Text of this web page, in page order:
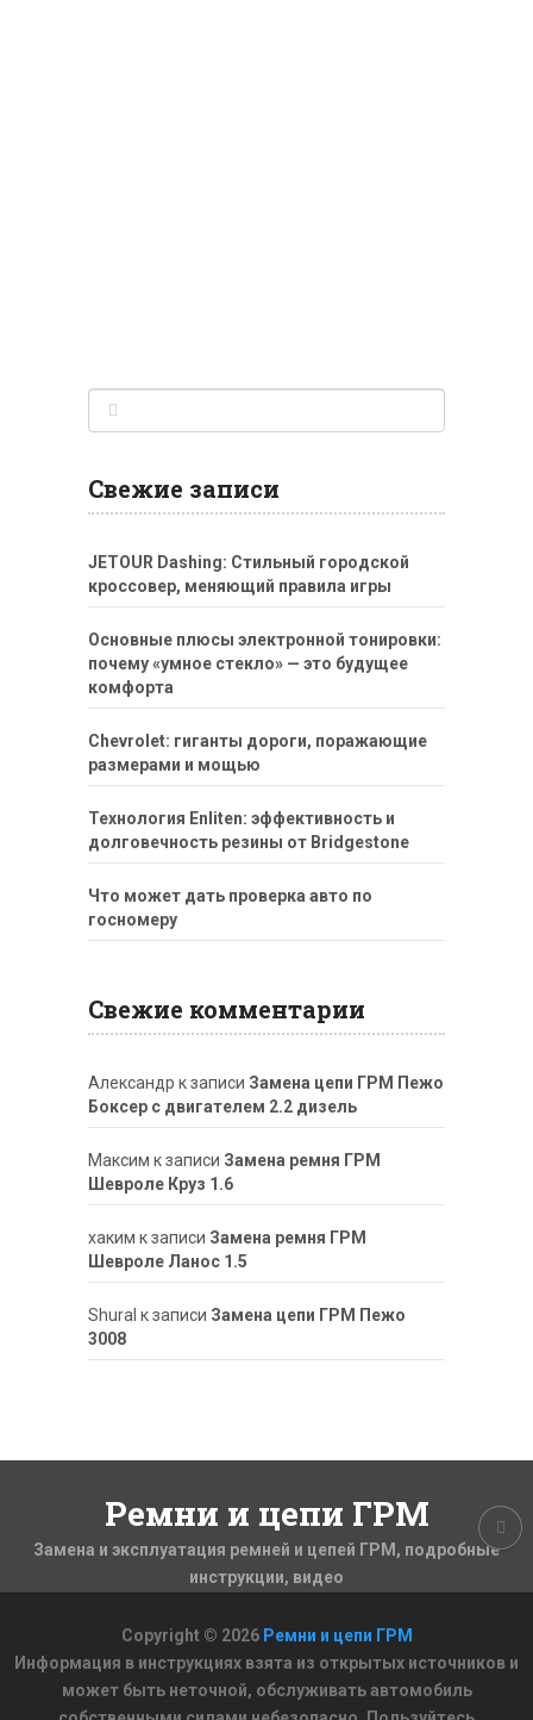
Свежие записи
JETOUR Dashing: Стильный городской
кроссовер, меняющий правила игры
Основные плюсы электронной тонировки:
почему «умное стекло» — это будущее
комфорта
Chevrolet: гиганты дороги, поражающие
размерами и мощью
Технология Enliten: эффективность и
долговечность резины от Bridgestone
Что может дать проверка авто по
госномеру
Свежие комментарии
Александр к записи Замена цепи ГРМ Пежо
Боксер с двигателем 2.2 дизель
Максим к записи Замена ремня ГРМ
Шевроле Круз 1.6
хаким к записи Замена ремня ГРМ
Шевроле Ланос 1.5
ShuraI к записи Замена цепи ГРМ Пежо
3008
Ремни и цепи ГРМ
Замена и эксплуатация ремней и цепей ГРМ, подробные
инструкции, видео
Copyright © 2026 Ремни и цепи ГРМ
Информация в инструкциях взята из открытых источников и
может быть неточной, обслуживать автомобиль